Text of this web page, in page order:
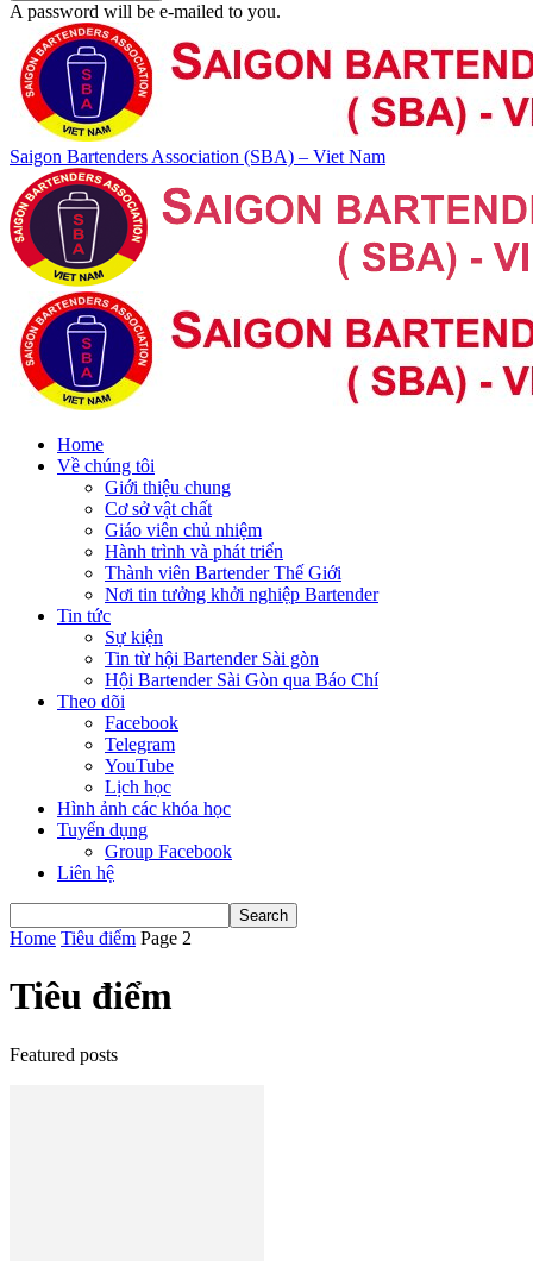
A password will be e-mailed to you.
Saigon Bartenders Association (SBA) – Viet Nam
Home
Về chúng tôi
Giới thiệu chung
Cơ sở vật chất
Giáo viên chủ nhiệm
Hành trình và phát triển
Thành viên Bartender Thế Giới
Nơi tin tưởng khởi nghiệp Bartender
Tin tức
Sự kiện
Tin từ hội Bartender Sài gòn
Hội Bartender Sài Gòn qua Báo Chí
Theo dõi
Facebook
Telegram
YouTube
Lịch học
Hình ảnh các khóa học
Tuyển dụng
Group Facebook
Liên hệ
Home Tiêu điểm Page 2
Tiêu điểm
Featured posts